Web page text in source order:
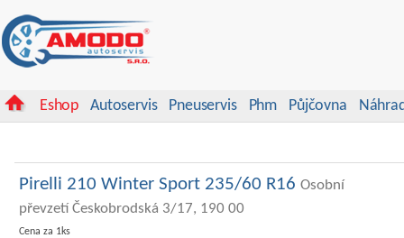
Eshop Autoservis Pneuservis Phm Půjčovna
Pirelli 210 Winter Sport 235/60 R16 Osobní
převzetí Českobrodská 3/17, 190 00
Cena za 1ks